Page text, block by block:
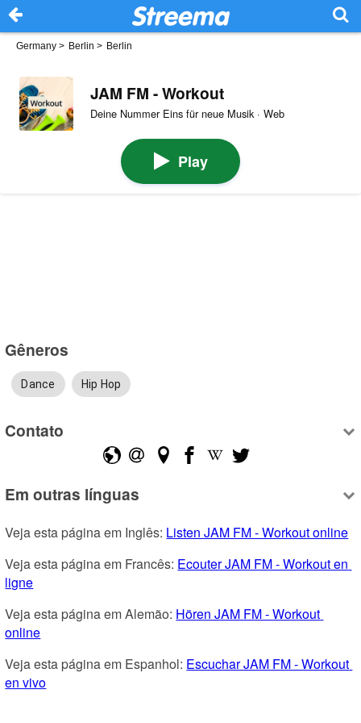
Germany > Berlin > Berlin
JAM FM - Workout
Deine Nummer Eins für neue Musik · Web
Play
Gêneros
Dance Hip Hop
Contato
Em outras línguas
Veja esta página em Inglês: Listen JAM FM - Workout online
Veja esta página em Francês: Ecouter JAM FM - Workout en
ligne
Veja esta página em Alemão: Hören JAM FM - Workout
online
Veja esta página em Espanhol: Escuchar JAM FM - Workout
en vivo